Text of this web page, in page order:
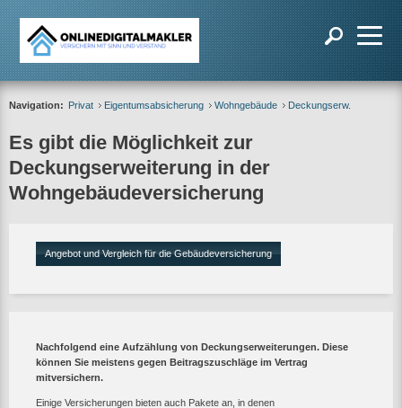
Navigation: Privat Eigentumsabsicherung Wohngebäude Deckungserw.
Es gibt die Möglichkeit zur
Deckungserweiterung in der
Wohngebäudeversicherung
Angebot und Vergleich für die Gebäudeversicherung
Nachfolgend eine Aufzählung von Deckungserweiterungen. Diese
können Sie meistens gegen Beitragszuschläge im Vertrag
mitversichern.
Einige Versicherungen bieten auch Pakete an, in denen